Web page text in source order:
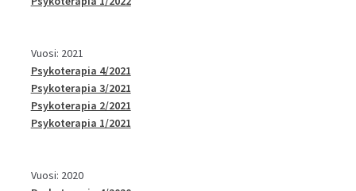
Vuosi: 2021
Psykoterapia 4/2021
Psykoterapia 3/2021
Psykoterapia 2/2021
Psykoterapia 1/2021
Vuosi: 2020